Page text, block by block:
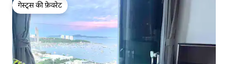
गेस्ट्स की फ़ेवरेट
गेस्ट्स की फ़ेवरेट